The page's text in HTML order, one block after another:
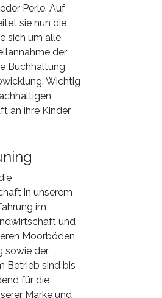
Perle. Auf
sie nun die
sich um alle
der
Buchhaltung
Wichtig
an ihre Kinder
in unserem
im
und
Moorböden,
sowie der
Betrieb sind bis
für die
Marke und